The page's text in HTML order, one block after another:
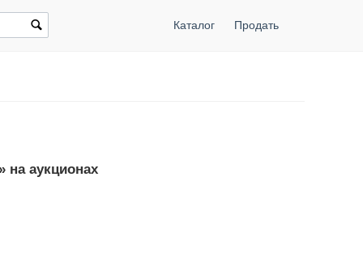
Каталог Продать
на аукционах